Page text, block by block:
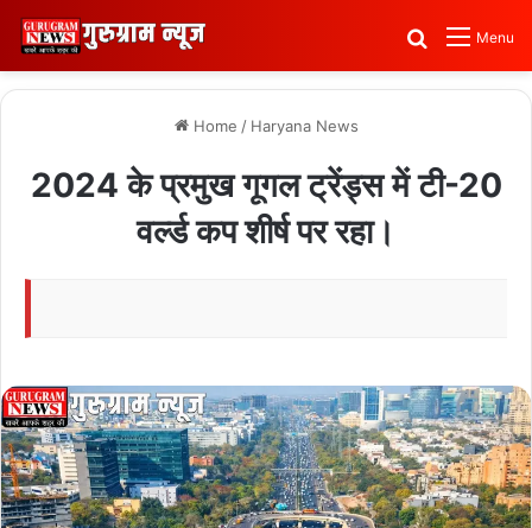
Menu
Search for
Home / Haryana News
2024 के प्रमुख गूगल ट्रेंड्स में टी-20
वर्ल्ड कप शीर्ष पर रहा।